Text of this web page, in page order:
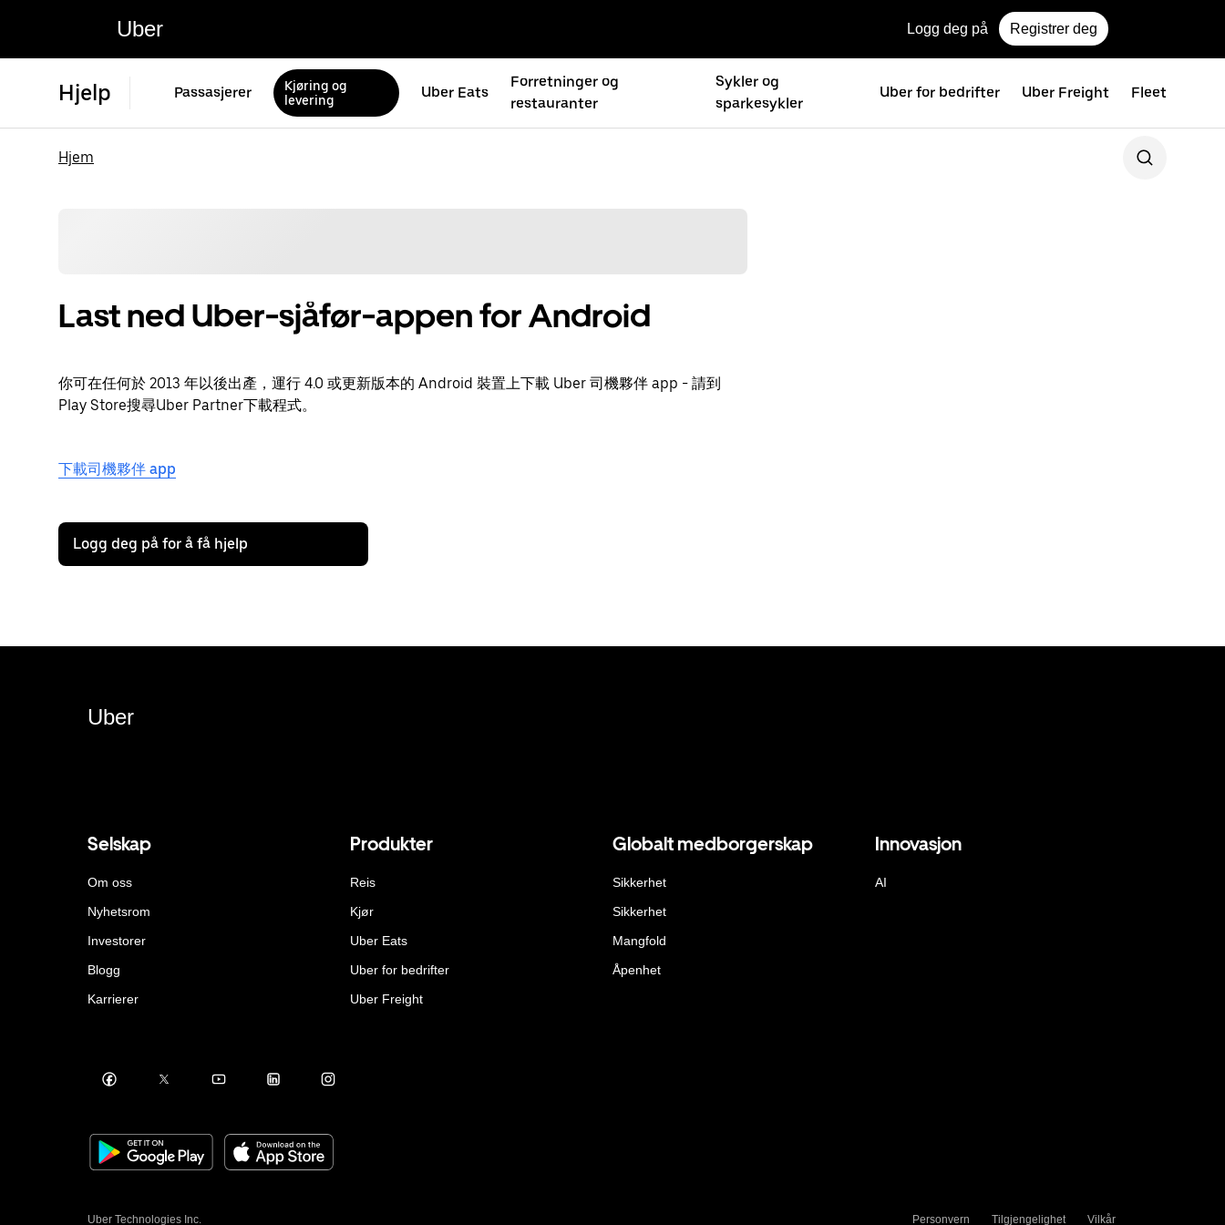
Uber Logg deg på Registrer deg
Hjelp Passasjerer
Kjøring og
levering
Uber Eats
Forretninger og
restauranter
Sykler og
sparkesykler
Uber for bedrifter Uber Freight Fleet
Hjem
Last ned Uber-sjåfør-appen for Android
你可在任何於 2013 年以後出產，運行 4.0 或更新版本的 Android 裝置上下載 Uber 司機夥伴 app - 請到
Play Store搜尋Uber Partner下載程式。
下載司機夥伴 app
Logg deg på for å få hjelp
Uber
Selskap
Om oss
Nyhetsrom
Investorer
Blogg
Karrierer
Produkter
Reis
Kjør
Uber Eats
Uber for bedrifter
Uber Freight
Globalt medborgerskap
Sikkerhet
Sikkerhet
Mangfold
Åpenhet
Innovasjon
AI
Uber Technologies Inc. Personvern Tilgjengelighet Vilkår